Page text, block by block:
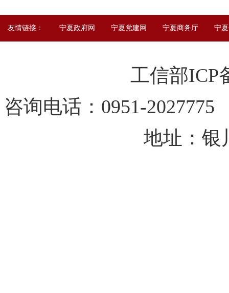
友情链接： 宁夏政府网 宁夏党建网 宁夏商务厅 宁
工信部ICP
咨询电话：0951-
地址：银